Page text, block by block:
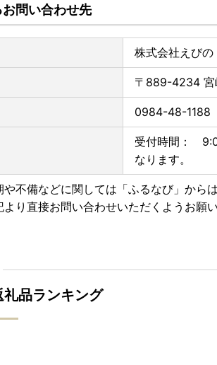
問い合わせ先
株式会社えびの
〒889-4234
0984-48-1188
受付時間：
なります。
不備などに関しては「ふるなび」から
り直接お問い合わせいただくようお願い
品ランキング